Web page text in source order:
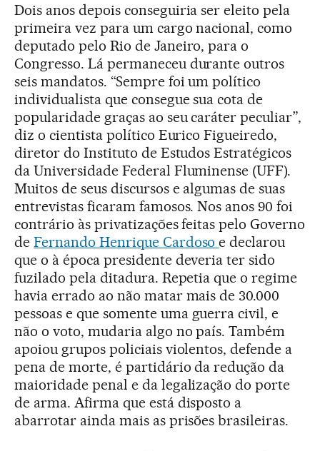
Dois anos depois conseguiria ser eleito pela
primeira vez para um cargo nacional, como
deputado pelo Rio de Janeiro, para o
Congresso. Lá permaneceu durante outros
seis mandatos. “Sempre foi um político
individualista que consegue sua cota de
popularidade graças ao seu caráter peculiar”,
diz o cientista político Eurico Figueiredo,
diretor do Instituto de Estudos Estratégicos
da Universidade Federal Fluminense (UFF).
Muitos de seus discursos e algumas de suas
entrevistas ficaram famosos. Nos anos 90 foi
contrário às privatizações feitas pelo Governo
de Fernando Henrique Cardosoe declarou
que o à época presidente deveria ter sido
fuzilado pela ditadura. Repetia que o regime
havia errado ao não matar mais de 30.000
pessoas e que somente uma guerra civil, e
não o voto, mudaria algo no país. Também
apoiou grupos policiais violentos, defende a
pena de morte, é partidário da redução da
maioridade penal e da legalização do porte
de arma. Afirma que está disposto a
abarrotar ainda mais as prisões brasileiras.